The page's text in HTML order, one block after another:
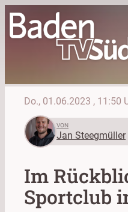
Do., 01.06.2023 , 11:50
VON
Jan Steegmüller
Im
Sportclub